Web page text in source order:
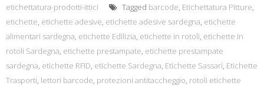
etichettatura-prodotti-ittici
Tagged barcode, Etichettatura Pitture,
etichette, etichette adesive, etichette adesive sardegna, etichette
alimentari sardegna, etichette Edilizia, etichette in rotoli, etichette in
rotoli Sardegna, etichette prestampate, etichette prestampate
sardegna, etichette RFID, etichette Sardegna, Etichette Sassari, Etichette
Trasporti, lettori barcode, protezioni antitaccheggio, rotoli etichette